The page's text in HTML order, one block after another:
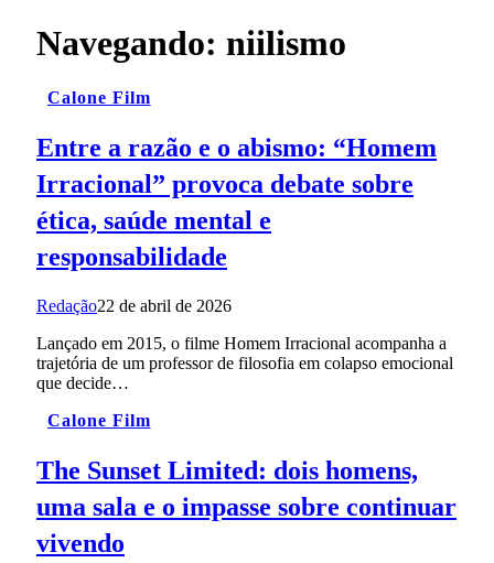
Navegando: niilismo
Calone Film
Entre a razão e o abismo: “Homem
Irracional” provoca debate sobre
ética, saúde mental e
responsabilidade
Redação22 de abril de 2026
Lançado em 2015, o filme Homem Irracional acompanha a
trajetória de um professor de filosofia em colapso emocional
que decide…
Calone Film
The Sunset Limited: dois homens,
uma sala e o impasse sobre continuar
vivendo